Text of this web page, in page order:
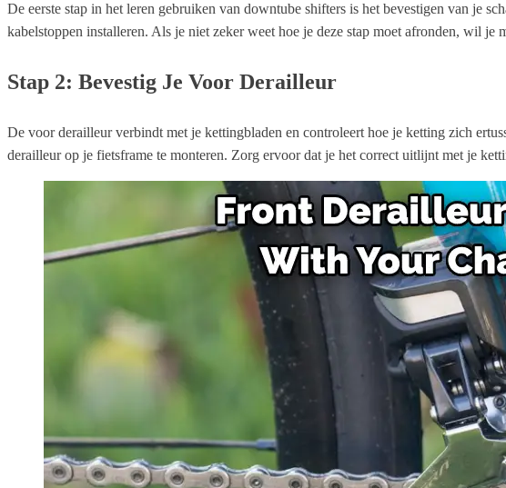
De eerste stap in het leren gebruiken van downtube shifters is het bevestigen van je
kabelstoppen installeren. Als je niet zeker weet hoe je deze stap moet afronden, wil
Stap 2: Bevestig Je Voor Derailleur
De voor derailleur verbindt met je kettingbladen en controleert hoe je ketting zich
derailleur op je fietsframe te monteren. Zorg ervoor dat je het correct uitlijnt met je